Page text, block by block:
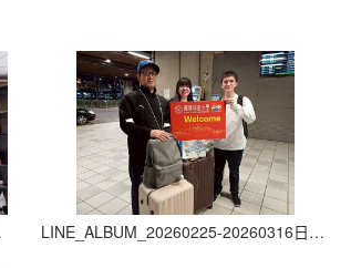
LINE_ALBUM_20260225-20260316日本札幌國際大學來訪短期交流_260303_40